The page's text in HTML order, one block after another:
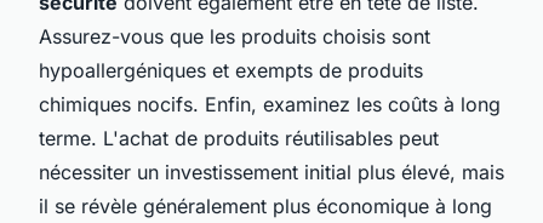
Assurez-vous que les produits choisis sont
hypoallergéniques et exempts de produits
chimiques nocifs. Enfin, examinez les coûts à long
terme. L'achat de produits réutilisables peut
nécessiter un investissement initial plus élevé, mais
il se révèle généralement plus économique à long